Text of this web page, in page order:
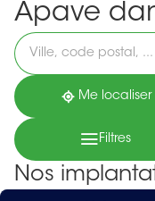
Apave
Veuillez
renseigner
une
adresse
Me localiser
Filtres
Nos